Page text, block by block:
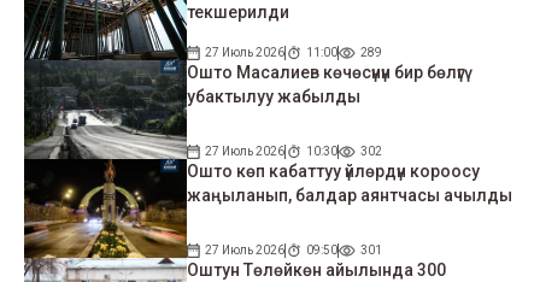
текшерилди
27 Июль 2026 11:00 289
Ошто Масалиев көчөсүнүн бир бөлүгү
убактылуу жабылды
27 Июль 2026 10:30 302
Ошто көп кабаттуу үйлөрдүн короосу
жаңыланып, балдар аянтчасы ачылды
27 Июль 2026 09:50 301
Оштун Төлөйкөн айылында 300